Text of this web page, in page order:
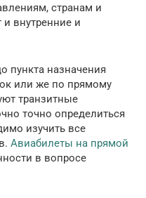
странам и
внутренние и
пункта назначения
или же по прямому
транзитные
точно определиться
изучить все
Авиабилеты на прямой
в вопросе